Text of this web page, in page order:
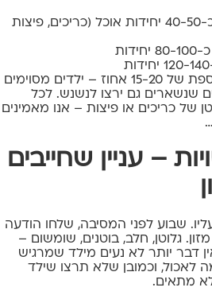
: כ-40-50 יחידות אוכל (כריכים, פיצות
100 יחידות
טיפ חשוב: תמיד תכננו תוספת של 15-20 אחוז – ילדים מסוימים
שנשארים גם ירצו לנשנש. לכל
של כריכים או פיצות – אנו מאמינים
– עניין שחייבים
שבוע לפני המסיבה, שלחו הודעה
גלוטן, חלב, בוטנים, שומשום –
דבר יותר לא נעים מילד שמרגיש
לאכול, וכמובן שלא תרצו שילד
מתאים.